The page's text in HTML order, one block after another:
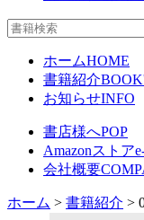
ホームHOME
書籍紹介
お知らせINFO
書店様へPOP
Amazonストア
会社概要
ホーム > 書籍紹介 >